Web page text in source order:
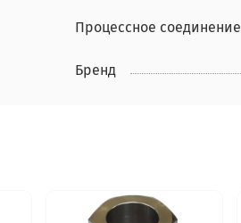
Процессное соединение
Бренд